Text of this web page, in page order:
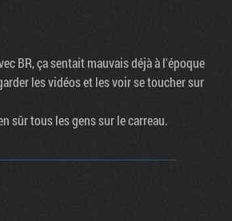
BR, ça sentait mauvais déjà à l'époque
les vidéos et les voir se toucher sur
sûr tous les gens sur le carreau.